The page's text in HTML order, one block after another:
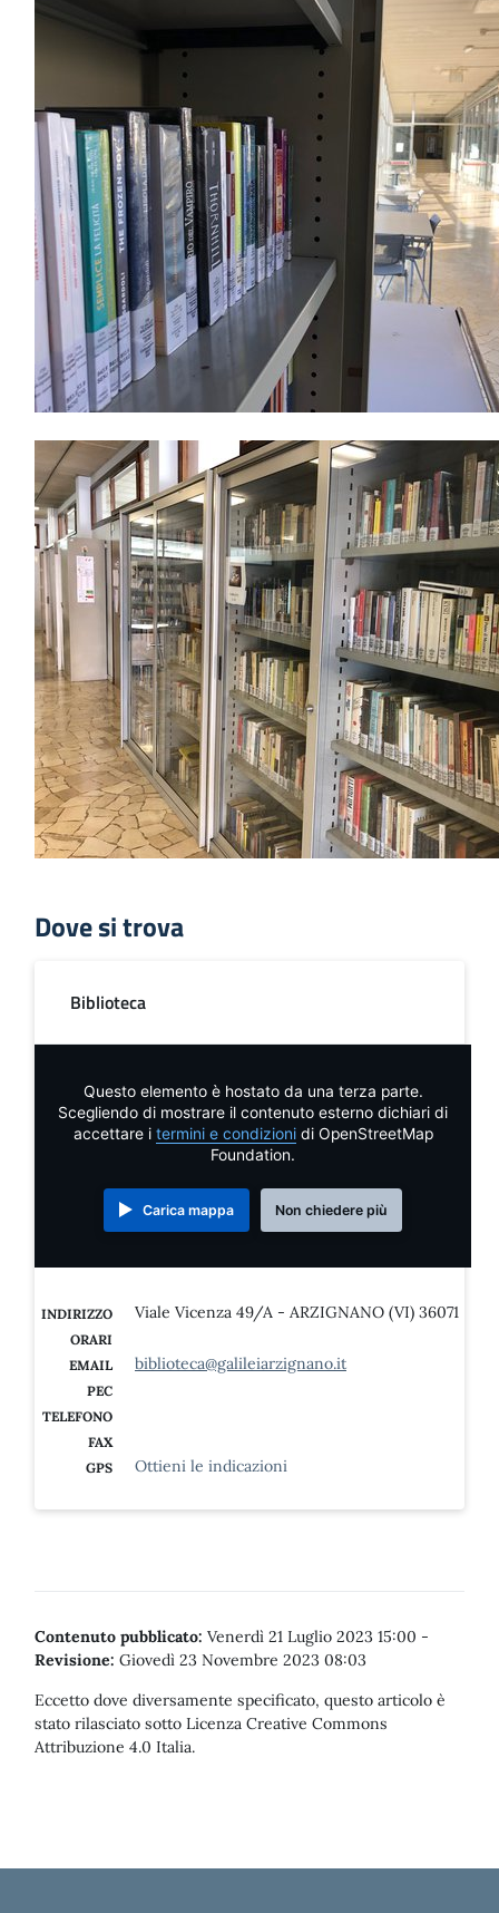
Dove si trova
Biblioteca
Questo elemento è hostato da una terza parte.
Scegliendo di mostrare il contenuto esterno dichiari di
accettare i termini e condizionidi OpenStreetMap
Foundation.
Carica mappa Non chiedere più
INDIRIZZO Viale Vicenza 49/A - ARZIGNANO (VI) 36071
ORARI
EMAIL
biblioteca@galileiarzignano.it
PEC
TELEFONO
FAX
GPS
Ottieni le indicazioni
Contenuto pubblicato: Venerdì 21 Luglio 2023 15:00 -
Revisione: Giovedì 23 Novembre 2023 08:03
Eccetto dove diversamente specificato, questo articolo è
stato rilasciato sotto Licenza Creative Commons
Attribuzione 4.0 Italia.